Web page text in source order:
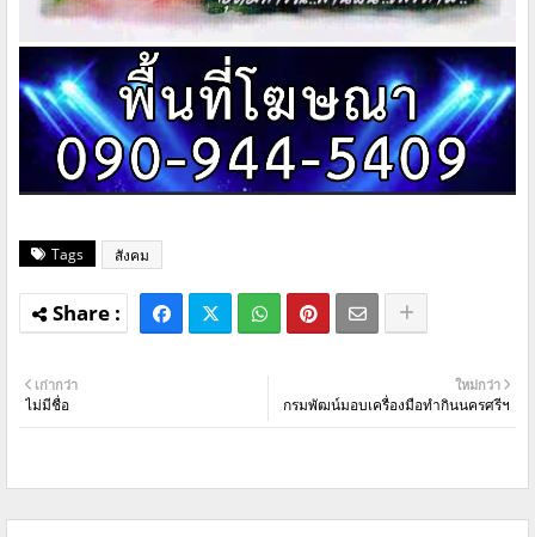
Tags สังคม
ใหม่กว่า
กรมพัฒน์มอบเครื่องมือทำกินนครศรีฯ
เก่ากว่า
ไม่มีชื่อ